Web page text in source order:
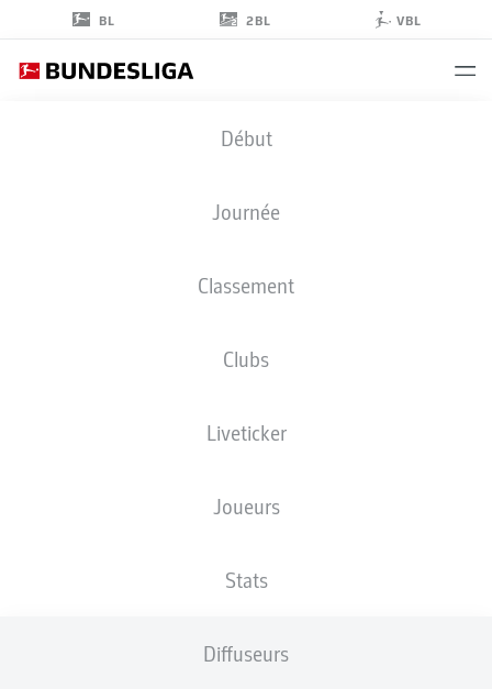
BL 2BL VBL
Début
Journée
Classement
Clubs
Liveticker
Joueurs
Stats
Diffuseurs
BORUSSIA MÖNCHENGLADBACH